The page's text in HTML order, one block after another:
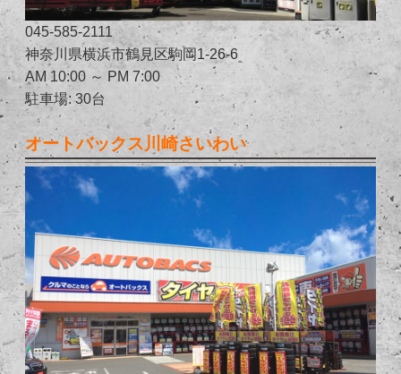
045-585-2111
神奈川県横浜市鶴見区駒岡1-26-6
AM 10:00 ～ PM 7:00
駐車場: 30台
オートバックス川崎さいわい